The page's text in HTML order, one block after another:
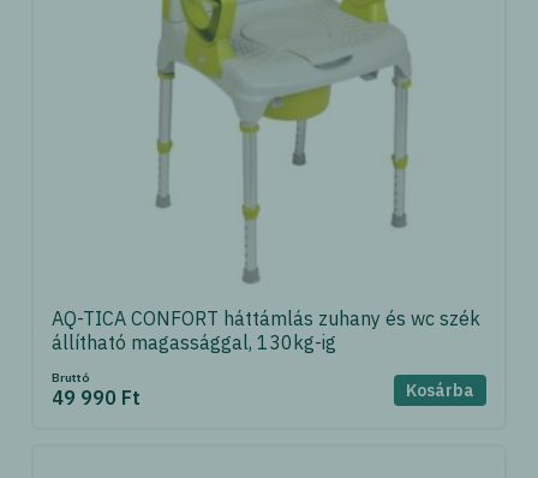
AQ-TICA CONFORT háttámlás zuhany és wc szék
állítható magassággal, 130kg-ig
Bruttó
49 990 Ft Kosárba